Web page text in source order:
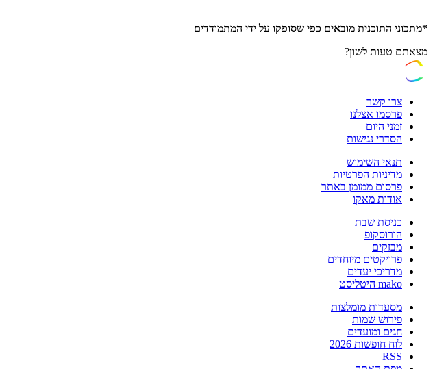
*מתכוני התוכנית מובאים כפי שסופקו על ידי המתמודדים
מצאתם טעות לשון?
צרו קשר
פרסמו אצלנו
זמני היום
הסדרי נגישות
תנאי השימוש
מדיניות הפרטיות
פרסום ממומן באתר
אודות מאקו
כניסת שבת
הורוסקופ
מבזקים
פרויקטים מיוחדים
מדריכי יעדים
mako היטליסט
מסעדות מומלצות
פירוש שמות
חגים ומועדים
לוח חופשות 2026
RSS